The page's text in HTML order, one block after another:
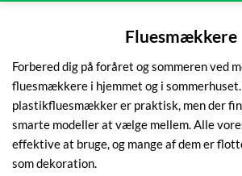
Fluesmækkere
Forbered dig på foråret og sommeren ved
fluesmækkere i hjemmet og i
plastikfluesmækker er praktisk, men der
smarte modeller at vælge mellem. Alle
effektive at bruge, og mange af dem er
som dekoration.